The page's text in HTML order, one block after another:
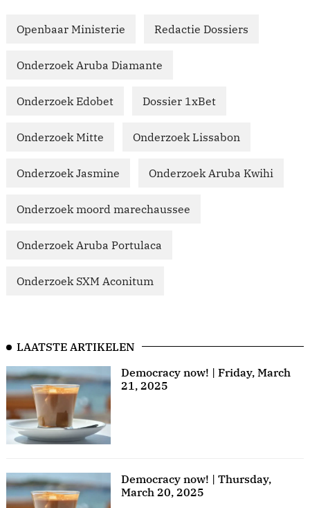
Openbaar Ministerie Redactie Dossiers
Onderzoek Aruba Diamante
Onderzoek Edobet Dossier 1xBet
Onderzoek Mitte Onderzoek Lissabon
Onderzoek Jasmine Onderzoek Aruba Kwihi
Onderzoek moord marechaussee
Onderzoek Aruba Portulaca
Onderzoek SXM Aconitum
LAATSTE ARTIKELEN
Democracy now! | Friday, March
21, 2025
Democracy now! | Thursday,
March 20, 2025